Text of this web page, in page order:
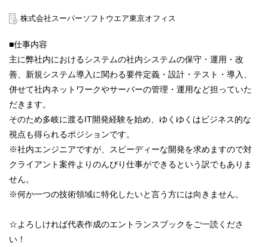
株式会社スーパーソフトウエア東京オフィス
■仕事内容
主に弊社内におけるシステムの社内システムの保守・運用・改
善、新規システム導入に関わる要件定義・設計・テスト・導入、
併せて社内ネットワークやサーバーの管理・運用など担っていた
だきます。
そのため多岐に渡るIT開発経験を始め、ゆくゆくはビジネス的な
視点も得られるポジションです。
※社内エンジニアですが、スピーディーな開発を求めますので対
クライアント案件よりのんびり仕事ができるという訳でもありま
せん。
※何か一つの技術領域に特化したいと言う方には向きません。
☆よろしければ代表作成のエントランスブックをご一読くださ
い！